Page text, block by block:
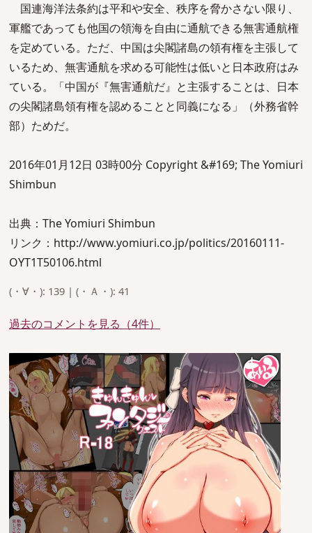
国連海洋法条約は平和や安全、秩序を脅かさない限り、
軍艦であっても他国の領海を自由に通航できる無害通航権
を定めている。ただ、中国は尖閣諸島の領有権を主張して
いるため、無害通航を求める可能性は低いと日本政府はみ
ている。「中国が『無害通航だ』と主張することは、日本
の尖閣諸島領有権を認めることと同義になる」（外務省幹
部）ためだ。
2016年01月12日 03時00分 Copyright &#169; The Yomiuri
Shimbun
出典：The Yomiuri Shimbun
リンク：http://www.yomiuri.co.jp/politics/20160111-
OYT1T50106.html
(・∀・): 139 | (・Ａ・): 41
過去のコメントを見る（4件）